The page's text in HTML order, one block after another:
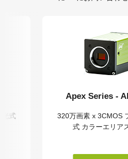
光式
Apex Series -
320万画素 x 3CMOS
式 カラーエリア